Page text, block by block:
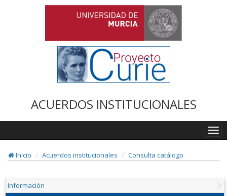
ACUERDOS INSTITUCIONALES
Inicio
Acuerdos institucionales Consulta catálogo
Información